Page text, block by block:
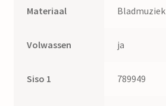
Materiaal Bladmuziek
Volwassen ja
Siso 1 789949